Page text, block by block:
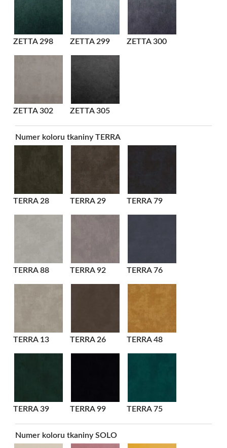
ZETTA 298 ZETTA 299 ZETTA 300
ZETTA 302 ZETTA 305
Numer koloru tkaniny TERRA
TERRA 28 TERRA 29 TERRA 79
TERRA 88 TERRA 92 TERRA 76
TERRA 13 TERRA 26 TERRA 48
TERRA 39 TERRA 99 TERRA 75
Numer koloru tkaniny SOLO